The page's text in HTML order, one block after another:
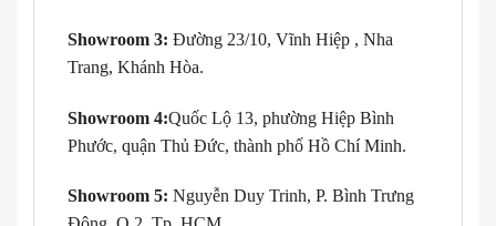
Showroom 3: Đường 23/10, Vĩnh Hiệp , Nha
Trang, Khánh Hòa.
Showroom 4:Quốc Lộ 13, phường Hiệp Bình
Phước, quận Thủ Đức, thành phố Hồ Chí Minh.
Showroom 5: Nguyễn Duy Trinh, P. Bình Trưng